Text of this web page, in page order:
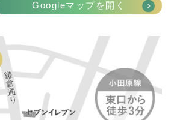
Googleマップを開く